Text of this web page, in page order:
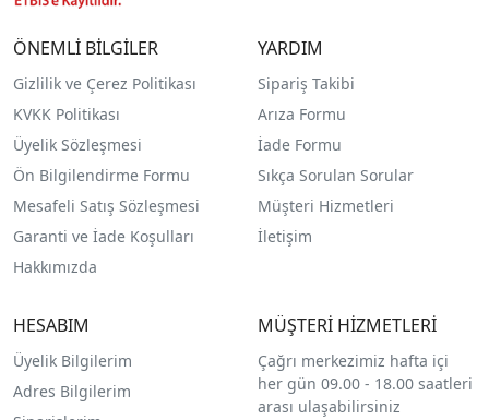
ÖNEMLİ BİLGİLER
Gizlilik ve Çerez Politikası
KVKK Politikası
Üyelik Sözleşmesi
Ön Bilgilendirme Formu
Mesafeli Satış Sözleşmesi
Garanti ve İade Koşulları
Hakkımızda
YARDIM
Sipariş Takibi
Arıza Formu
İade Formu
Sıkça Sorulan Sorular
Müşteri Hizmetleri
İletişim
HESABIM
Üyelik Bilgilerim
Adres Bilgilerim
MÜŞTERİ HİZMETLERİ
Çağrı merkezimiz hafta içi
her gün 09.00 - 18.00 saatleri
arası ulaşabilirsiniz